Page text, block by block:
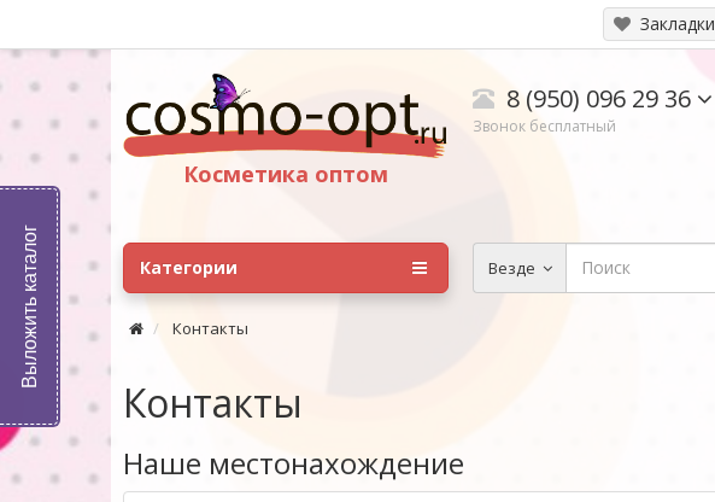
Закладки
Косметика оптом
8 (950) 096 29 36
Звонок бесплатный
Везде
Категории
Контакты
Контакты
Наше местонахождение
Выложить каталог